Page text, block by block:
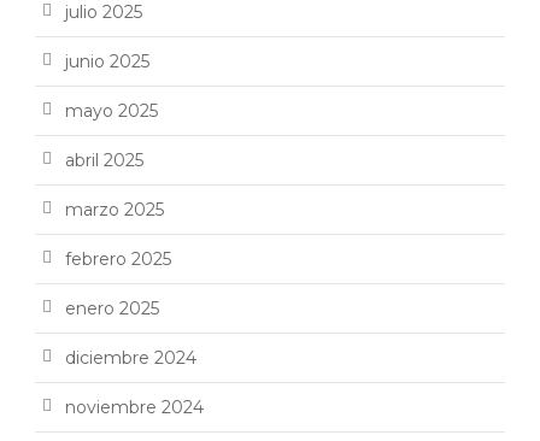
julio 2025
junio 2025
mayo 2025
abril 2025
marzo 2025
febrero 2025
enero 2025
diciembre 2024
noviembre 2024